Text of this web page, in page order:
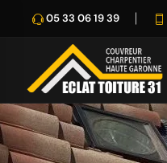
05 33 06 19 39